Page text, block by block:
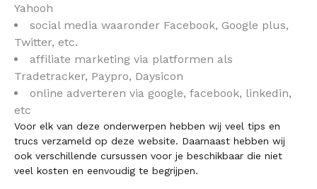
Yahooh
social media waaronder Facebook, Google plus,
Twitter, etc.
affiliate marketing via platformen als
Tradetracker, Paypro, Daysicon
online adverteren via google, facebook, linkedin,
etc
Voor elk van deze onderwerpen hebben wij veel tips en
trucs verzameld op deze website. Daarnaast hebben wij
ook verschillende cursussen voor je beschikbaar die niet
veel kosten en eenvoudig te begrijpen.